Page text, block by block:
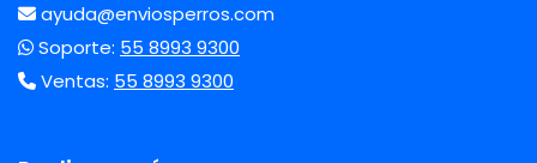
ayuda@enviosperros.com
Soporte: 55 8993 9300
Ventas: 55 8993 9300